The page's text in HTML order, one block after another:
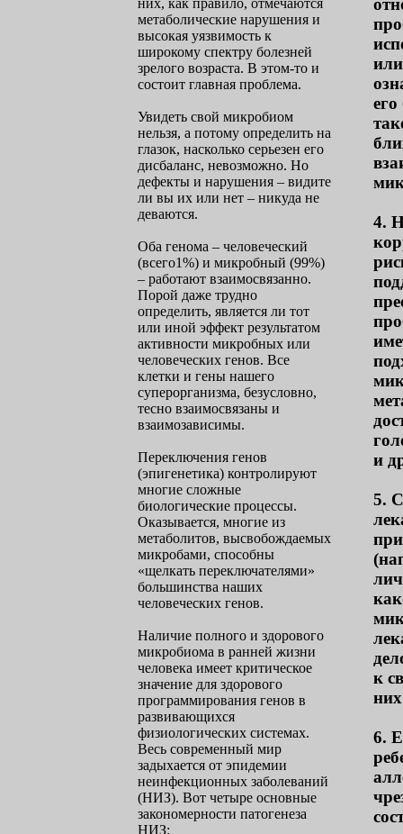
них, как правило, отмечаются
метаболические нарушения и
высокая уязвимость к
широкому спектру болезней
зрелого возраста. В этом-то и
состоит главная проблема.
Увидеть свой микробиом
нельзя, а потому определить на
глазок, насколько серьезен его
дисбаланс, невозможно. Но
дефекты и нарушения – видите
ли вы их или нет – никуда не
деваются.
Оба генома – человеческий
(всего1%) и микробный (99%)
– работают взаимосвязанно.
Порой даже трудно
определить, является ли тот
или иной эффект результатом
активности микробных или
человеческих генов. Все
клетки и гены нашего
суперорганизма, безусловно,
тесно взаимосвязаны и
взаимозависимы.
Переключения генов
(эпигенетика) контролируют
многие сложные
биологические процессы.
Оказывается, многие из
метаболитов, высвобождаемых
микробами, способны
«щелкать переключателями»
большинства наших
человеческих генов.
Наличие полного и здорового
микробиома в ранней жизни
человека имеет критическое
значение для здорового
программирования генов в
развивающихся
физиологических системах.
Весь современный мир
задыхается от эпидемии
неинфекционных заболеваний
(НИЗ). Вот четыре основные
закономерности патогенеза
НИЗ:
4.
и
5.
к
них
6.